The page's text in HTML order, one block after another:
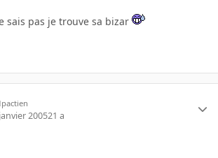
sais pas je trouve sa bizar
200521 a